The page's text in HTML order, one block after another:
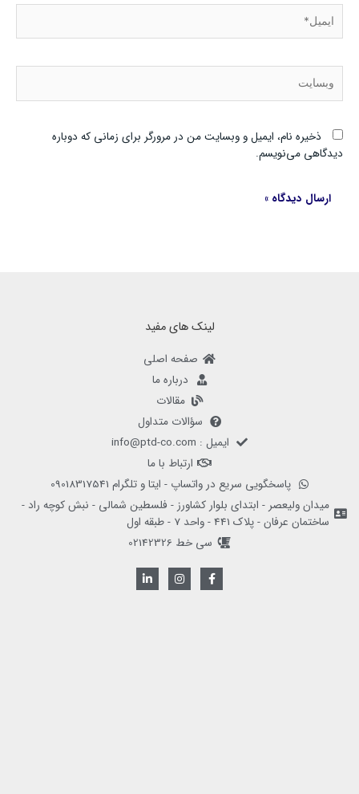
ذخیره نام، ایمیل و وبسایت من در مرورگر برای زمانی که دوباره
دیدگاهی می‌نویسم.
لینک های مفید
صفحه اصلی
درباره ما
مقالات
سؤالات متداول
ایمیل : info@ptd-co.com
ارتباط با ما
پاسخگویی سریع در واتساپ - ایتا و تلگرام 09018317541
میدان ولیعصر - ابتدای بلوار کشاورز - فلسطین شمالی - نبش کوچه راد -
ساختمان عرفان - پلاک 441 - واحد 7 - طبقه اول
سی خط 02142326
F
a
c
I
n
s
L
i
n